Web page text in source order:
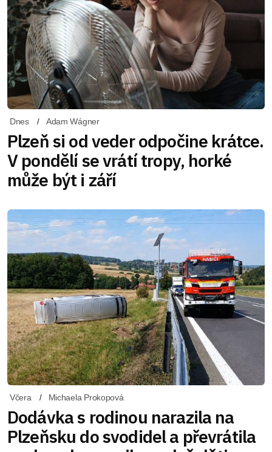
Dnes Adam Wágner
Plzeň si od veder odpočine krátce.
V pondělí se vrátí tropy, horké
může být i září
Včera Michaela Prokopová
Dodávka s rodinou narazila na
Plzeňsku do svodidel a převrátila